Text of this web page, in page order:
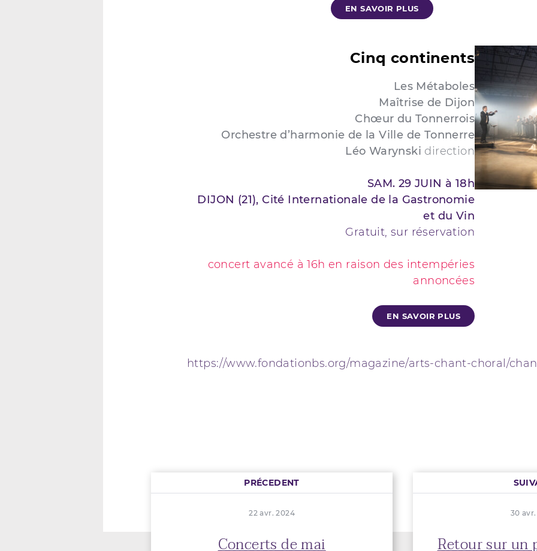
EN SAVOIR PLUS
Cinq continents
Les Métaboles
Maîtrise de Dijon
Chœur du Tonnerrois
Orchestre d’harmonie de la Ville de Tonnerre
Léo Warynski direction
SAM. 29 JUIN à 18h
DIJON (21), Cité Internationale de la Gastronomie
et du Vin
Gratuit, sur réservation
concert avancé à 16h en raison des intempéries
annoncées
EN SAVOIR PLUS
https://www.fondationbs.org/magazine/arts-chant-choral/
PRÉCEDENT
22 avr. 2024
Concerts de mai
30
Retour sur un